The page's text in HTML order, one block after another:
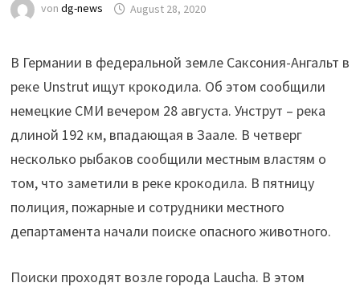
von dg-news August 28, 2020
В Германии в федеральной земле Саксония-Ангальт в
реке Unstrut ищут крокодила. Об этом сообщили
немецкие СМИ вечером 28 августа. Унструт – река
длиной 192 км, впадающая в Заале. В четверг
несколько рыбаков сообщили местным властям о
том, что заметили в реке крокодила. В пятницу
полиция, пожарные и сотрудники местного
департамента начали поиске опасного животного.
Поиски проходят возле города Laucha. В этом